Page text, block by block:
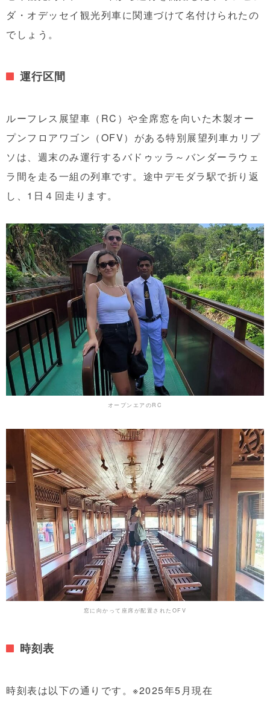
ダ・オデッセイ観光列車に関連づけて名付けられたの
でしょう。
運行区間
ルーフレス展望車（RC）や全席窓を向いた木製オー
プンフロアワゴン（OFV）がある特別展望列車カリプ
ソは、週末のみ運行するバドゥッラ～バンダーラウェ
ラ間を走る一組の列車です。途中デモダラ駅で折り返
し、1日４回走ります。
オープンエアのRC
窓に向かって座席が配置されたOFV
時刻表
時刻表は以下の通りです。※2025年5月現在